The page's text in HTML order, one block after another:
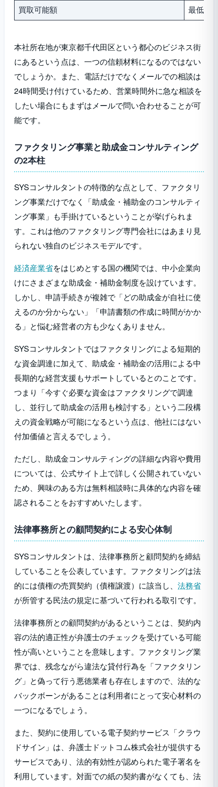
買取可能額 最低3万
本社所在地が東京都千代田区という都心のビジネス街
にあるという点は、一つの信頼材料になるのではない
でしょうか。また、電話だけでなくメールでの相談は
24時間受け付けているため、営業時間外に急な相談を
したい場合にもまずはメールで問い合わせることが可
能です。
ファクタリング事業と助成金コンサルティング
の2本柱
SYSコンサルタントの特徴的な点として、ファクタリ
ング事業だけでなく「助成金・補助金のコンサルティ
ング事業」も手掛けているということが挙げられま
す。これは他のファクタリング専門会社にはあまり見
られない独自のビジネスモデルです。
経済産業省をはじめとする国の機関では、中小企業向
けにさまざまな助成金・補助金制度を設けています。
しかし、申請手続きが複雑で「どの助成金が自社に使
えるのか分からない」「申請書類の作成に時間がかか
る」と悩む経営者の方も少なくありません。
SYSコンサルタントではファクタリングによる短期的
な資金調達に加えて、助成金・補助金の活用による中
長期的な経営支援もサポートしているとのことです。
つまり「今すぐ必要な資金はファクタリングで調達
し、並行して助成金の活用も検討する」という二段構
えの資金戦略が可能になるという点は、他社にはない
付加価値と言えるでしょう。
ただし、助成金コンサルティングの詳細な内容や費用
については、公式サイト上で詳しく公開されていない
ため、興味のある方は無料相談時に具体的な内容を確
認されることをおすすめいたします。
法律事務所との顧問契約による安心体制
SYSコンサルタントは、法律事務所と顧問契約を締結
していることを公表しています。ファクタリングは法
的には債権の売買契約（債権譲渡）に該当し、 法務省
が所管する民法の規定に基づいて行われる取引です。
法律事務所との顧問契約があるということは、契約内
容の法的適正性が弁護士のチェックを受けている可能
性が高いということを意味します。ファクタリング業
界では、残念ながら違法な貸付行為を「ファクタリン
グ」と偽って行う悪徳業者も存在しますので、法的な
バックボーンがあることは利用者にとって安心材料の
一つになるでしょう。
また、契約に使用している電子契約サービス「クラウ
ドサイン」は、弁護士ドットコム株式会社が提供する
サービスであり、法的有効性が認められた電子署名を
利用しています。対面での紙の契約書がなくても、法